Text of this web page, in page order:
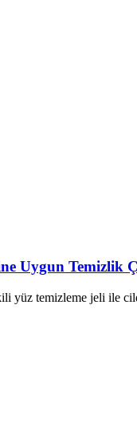
Uygun Temizlik
temizleme jeli ile